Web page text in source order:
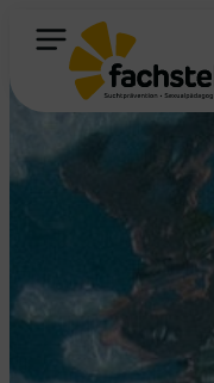
Fachstelle für Prävention NÖ